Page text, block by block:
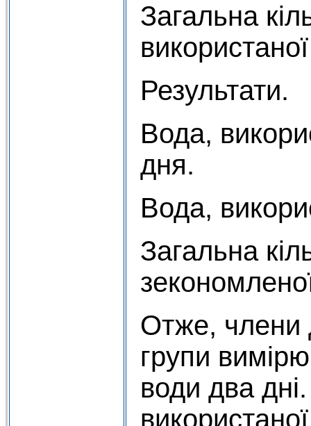
Загальна
Результати.
Вода,
дня.
Вода,
Загальна
Отже, члени
групи
води два дні.